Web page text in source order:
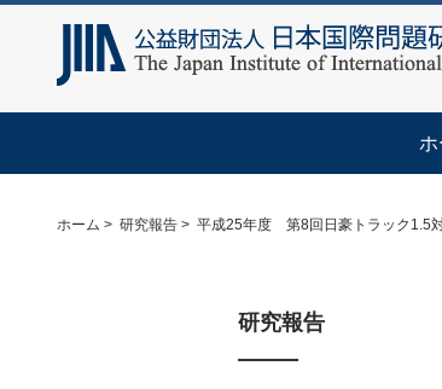
ホ
ホーム 研究報告 平成25年度 第8回日豪トラック1.5
研究報告